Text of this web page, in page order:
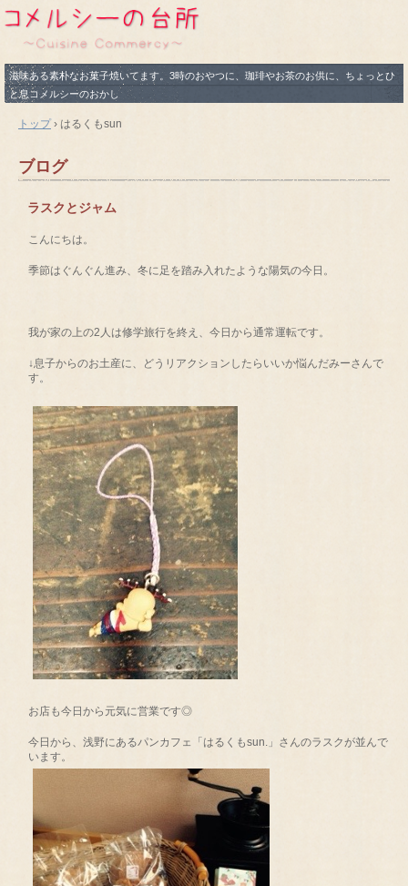
滋味ある素朴なお菓子焼いてます。3時のおやつに、珈琲やお茶のお供に、ちょっとひ
と息コメルシーのおかし
トップ› はるくもsun
ブログ
ラスクとジャム
こんにちは。
季節はぐんぐん進み、冬に足を踏み入れたような陽気の今日。
我が家の上の2人は修学旅行を終え、今日から通常運転です。
↓息子からのお土産に、どうリアクションしたらいいか悩んだみーさんで
す。
お店も今日から元気に営業です◎
今日から、浅野にあるパンカフェ「はるくもsun.」さんのラスクが並んで
います。